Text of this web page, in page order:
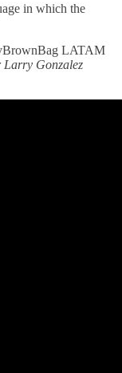
in which the
LATAM
Larry Gonzalez